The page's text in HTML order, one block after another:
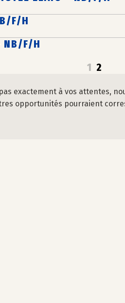
F/H
NB/F/H
1 2
exactement à vos attentes,
opportunités pourraient